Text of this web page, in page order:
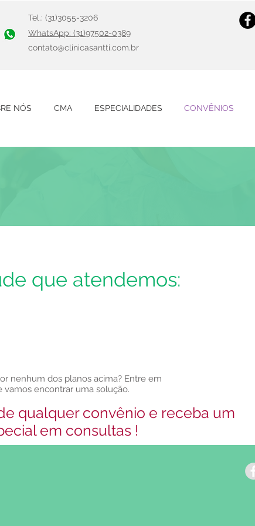
Tel.: (31)3055-3206
WhatsApp: (31)97502-0389
contato@clinicasantti.com.br
NÓS CMA ESPECIALIDADES CONVÊNIOS
que atendemos:
nenhum dos planos acima? Entre em
encontrar uma solução.
qualquer convênio e receba um
em consultas !